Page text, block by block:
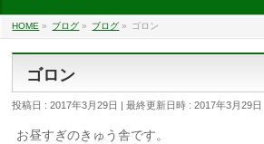
HOME » ブログ » ブログ » ゴロン
ゴロン
投稿日 : 2017年3月29日 最終更新日時 : 2017年3月29日
お昼すぎのきゅう舎です。